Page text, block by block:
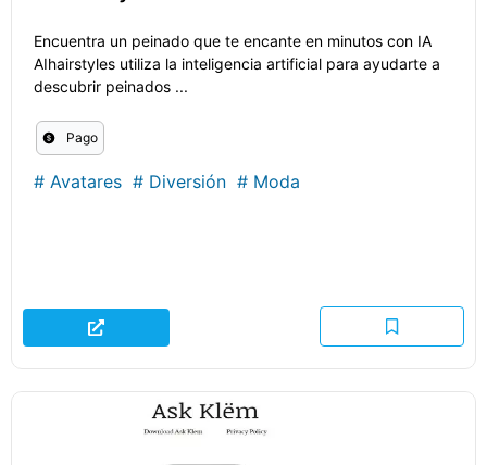
Encuentra un peinado que te encante en minutos con IA
AIhairstyles utiliza la inteligencia artificial para ayudarte a
descubrir peinados ...
Pago
# Avatares # Diversión # Moda